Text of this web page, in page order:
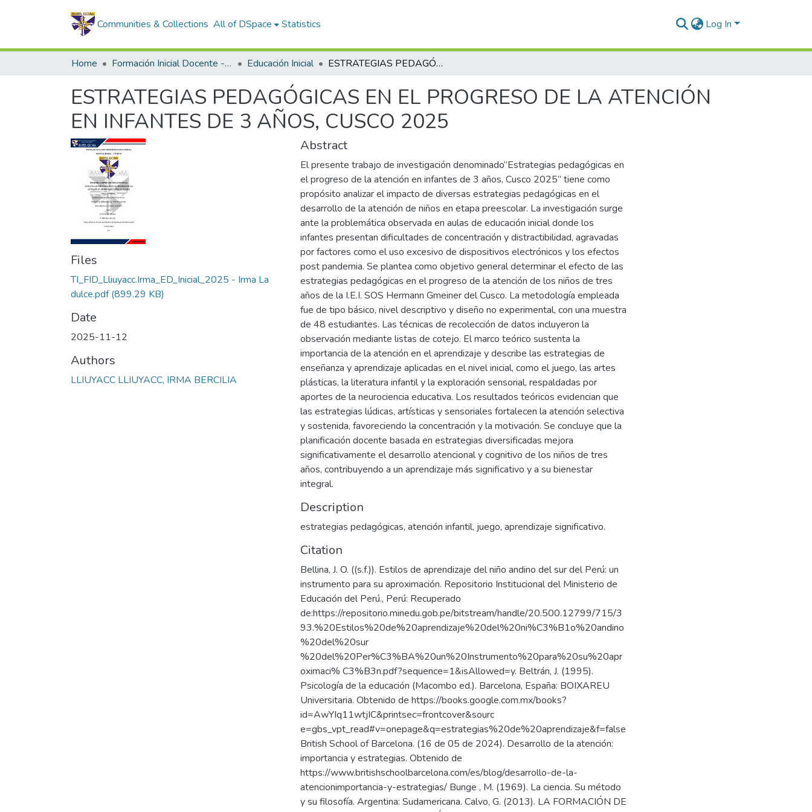
Communities & Collections All of DSpace Statistics Log In
Home Formación Inicial Docente - Trabajos de investigación Educación Inicial ESTRATEGIAS PEDAGÓGICAS EN EL PROGRESO DE LA ATENCIÓN EN INFANTES DE 3 AÑOS, CUSCO 2025
ESTRATEGIAS PEDAGÓGICAS EN EL PROGRESO DE LA ATENCIÓN
EN INFANTES DE 3 AÑOS, CUSCO 2025
Files
TI_FID_Lliuyacc.Irma_ED_Inicial_2025 - Irma La
dulce.pdf(899.29 KB)
Date
2025-11-12
Authors
LLIUYACC LLIUYACC, IRMA BERCILIA
Abstract
El presente trabajo de investigación denominado“Estrategias pedagógicas en
el progreso de la atención en infantes de 3 años, Cusco 2025” tiene como
propósito analizar el impacto de diversas estrategias pedagógicas en el
desarrollo de la atención de niños en etapa preescolar. La investigación surge
ante la problemática observada en aulas de educación inicial donde los
infantes presentan dificultades de concentración y distractibilidad, agravadas
por factores como el uso excesivo de dispositivos electrónicos y los efectos
post pandemia. Se plantea como objetivo general determinar el efecto de las
estrategias pedagógicas en el progreso de la atención de los niños de tres
años de la I.E.I. SOS Hermann Gmeiner del Cusco. La metodología empleada
fue de tipo básico, nivel descriptivo y diseño no experimental, con una muestra
de 48 estudiantes. Las técnicas de recolección de datos incluyeron la
observación mediante listas de cotejo. El marco teórico sustenta la
importancia de la atención en el aprendizaje y describe las estrategias de
enseñanza y aprendizaje aplicadas en el nivel inicial, como el juego, las artes
plásticas, la literatura infantil y la exploración sensorial, respaldadas por
aportes de la neurociencia educativa. Los resultados teóricos evidencian que
las estrategias lúdicas, artísticas y sensoriales fortalecen la atención selectiva
y sostenida, favoreciendo la concentración y la motivación. Se concluye que la
planificación docente basada en estrategias diversificadas mejora
significativamente el desarrollo atencional y cognitivo de los niños de tres
años, contribuyendo a un aprendizaje más significativo y a su bienestar
integral.
Description
estrategias pedagógicas, atención infantil, juego, aprendizaje significativo.
Citation
Bellina, J. O. ((s.f.)). Estilos de aprendizaje del niño andino del sur del Perú: un
instrumento para su aproximación. Repositorio Institucional del Ministerio de
Educación del Perú., Perú: Recuperado
de:https://repositorio.minedu.gob.pe/bitstream/handle/20.500.12799/715/3
93.%20Estilos%20de%20aprendizaje%20del%20ni%C3%B1o%20andino
%20del%20sur
%20del%20Per%C3%BA%20un%20Instrumento%20para%20su%20apr
oximaci% C3%B3n.pdf?sequence=1&isAllowed=y. Beltrán, J. (1995).
Psicología de la educación (Macombo ed.). Barcelona, España: BOIXAREU
Universitaria. Obtenido de https://books.google.com.mx/books?
id=AwYIq11wtjIC&printsec=frontcover&sourc
e=gbs_vpt_read#v=onepage&q=estrategias%20de%20aprendizaje&f=false
British School of Barcelona. (16 de 05 de 2024). Desarrollo de la atención:
importancia y estrategias. Obtenido de
https://www.britishschoolbarcelona.com/es/blog/desarrollo-de-la-
atencionimportancia-y-estrategias/ Bunge , M. (1969). La ciencia. Su método
y su filosofía. Argentina: Sudamericana. Calvo, G. (2013). LA FORMACIÓN DE